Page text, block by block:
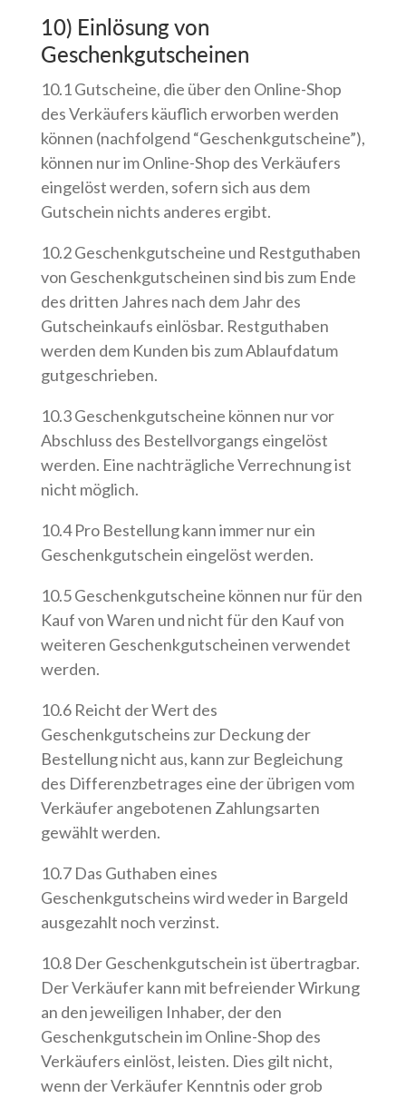
10) Einlösung von
Geschenkgutscheinen
10.1 Gutscheine, die über den Online-Shop
des Verkäufers käuflich erworben werden
können (nachfolgend “Geschenkgutscheine”),
können nur im Online-Shop des Verkäufers
eingelöst werden, sofern sich aus dem
Gutschein nichts anderes ergibt.
10.2 Geschenkgutscheine und Restguthaben
von Geschenkgutscheinen sind bis zum Ende
des dritten Jahres nach dem Jahr des
Gutscheinkaufs einlösbar. Restguthaben
werden dem Kunden bis zum Ablaufdatum
gutgeschrieben.
10.3 Geschenkgutscheine können nur vor
Abschluss des Bestellvorgangs eingelöst
werden. Eine nachträgliche Verrechnung ist
nicht möglich.
10.4 Pro Bestellung kann immer nur ein
Geschenkgutschein eingelöst werden.
10.5 Geschenkgutscheine können nur für den
Kauf von Waren und nicht für den Kauf von
weiteren Geschenkgutscheinen verwendet
werden.
10.6 Reicht der Wert des
Geschenkgutscheins zur Deckung der
Bestellung nicht aus, kann zur Begleichung
des Differenzbetrages eine der übrigen vom
Verkäufer angebotenen Zahlungsarten
gewählt werden.
10.7 Das Guthaben eines
Geschenkgutscheins wird weder in Bargeld
ausgezahlt noch verzinst.
10.8 Der Geschenkgutschein ist übertragbar.
Der Verkäufer kann mit befreiender Wirkung
an den jeweiligen Inhaber, der den
Geschenkgutschein im Online-Shop des
Verkäufers einlöst, leisten. Dies gilt nicht,
wenn der Verkäufer Kenntnis oder grob